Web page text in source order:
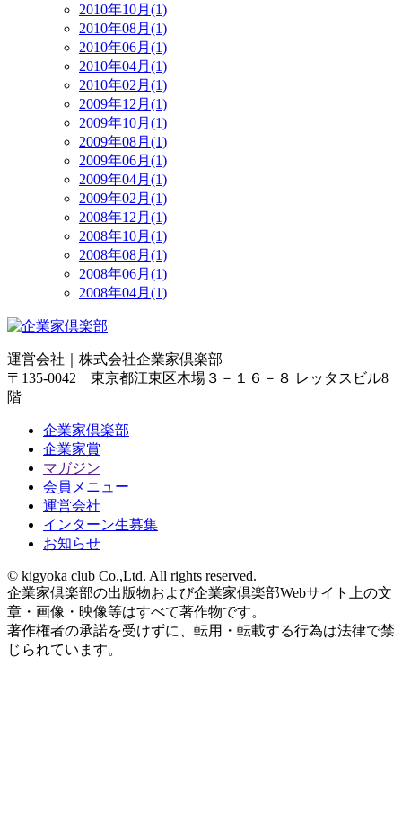
2010年10月(1)
2010年08月(1)
2010年06月(1)
2010年04月(1)
2010年02月(1)
2009年12月(1)
2009年10月(1)
2009年08月(1)
2009年06月(1)
2009年04月(1)
2009年02月(1)
2008年12月(1)
2008年10月(1)
2008年08月(1)
2008年06月(1)
2008年04月(1)
運営会社｜ 株式会社企業家倶楽部
〒135-0042 東京都江東区木場３－１６－８ レッタスビル8
階
企業家倶楽部
企業家賞
マガジン
会員メニュー
運営会社
インターン生募集
お知らせ
© kigyoka club Co.,Ltd. All rights reserved.
企業家倶楽部の出版物および企業家倶楽部Webサイト上の文
章・画像・映像等はすべて著作物です。
著作権者の承諾を受けずに、転用・転載する行為は法律で禁
じられています。